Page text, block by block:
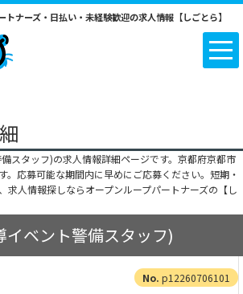
トナーズ・日払い・未経験歓迎の求人情報【しごとら】
スタッフ)の求人情報詳細ページです。京都府京都市
。応募可能な期間内に早めにご応募ください。短期・
求人情報探しならオープンループパートナーズの【し
イベント警備スタッフ)
p12260706101